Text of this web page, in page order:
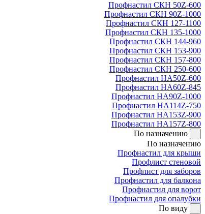
Профнастил СКН 50Z-600
Профнастил СКН 90Z-1000
Профнастил СКН 127-1100
Профнастил СКН 135-1000
Профнастил СКН 144-960
Профнастил СКН 153-900
Профнастил СКН 157-800
Профнастил СКН 250-600
Профнастил НА50Z-600
Профнастил НА60Z-845
Профнастил НА90Z-1000
Профнастил НА114Z-750
Профнастил НА153Z-900
Профнастил НА157Z-800
По назначению
По назначению
Профнастил для крыши
Профлист стеновой
Профлист для заборов
Профнастил для балкона
Профнастил для ворот
Профнастил для опалубки
По виду